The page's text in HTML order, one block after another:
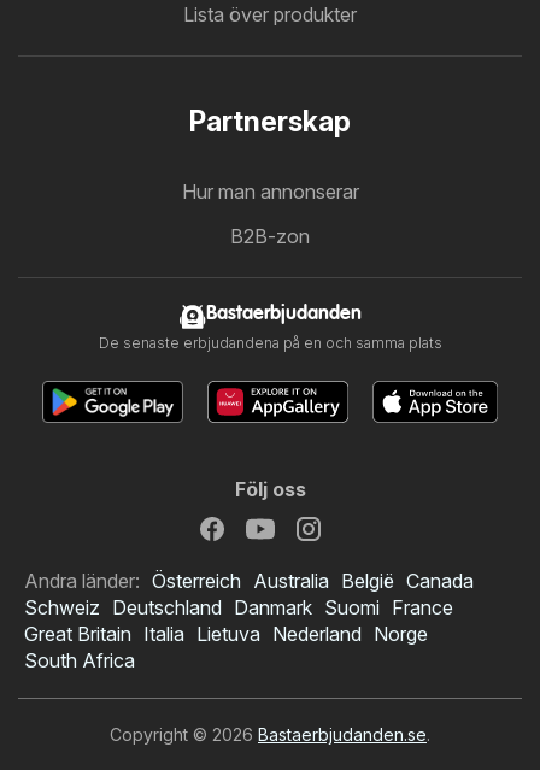
Lista över produkter
Partnerskap
Hur man annonserar
B2B-zon
Bastaerbjudanden
De senaste erbjudandena på en och samma plats
Följ oss
Andra länder: Österreich Australia België Canada
Schweiz Deutschland Danmark Suomi France
Great Britain Italia Lietuva Nederland Norge
South Africa
Copyright © 2026 Bastaerbjudanden.se.